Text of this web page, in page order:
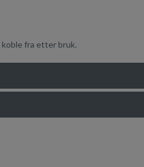
koble fra etter bruk.